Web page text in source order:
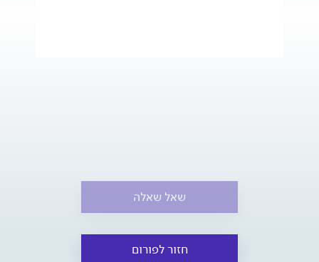
שאל שאלה
חזור לפורום